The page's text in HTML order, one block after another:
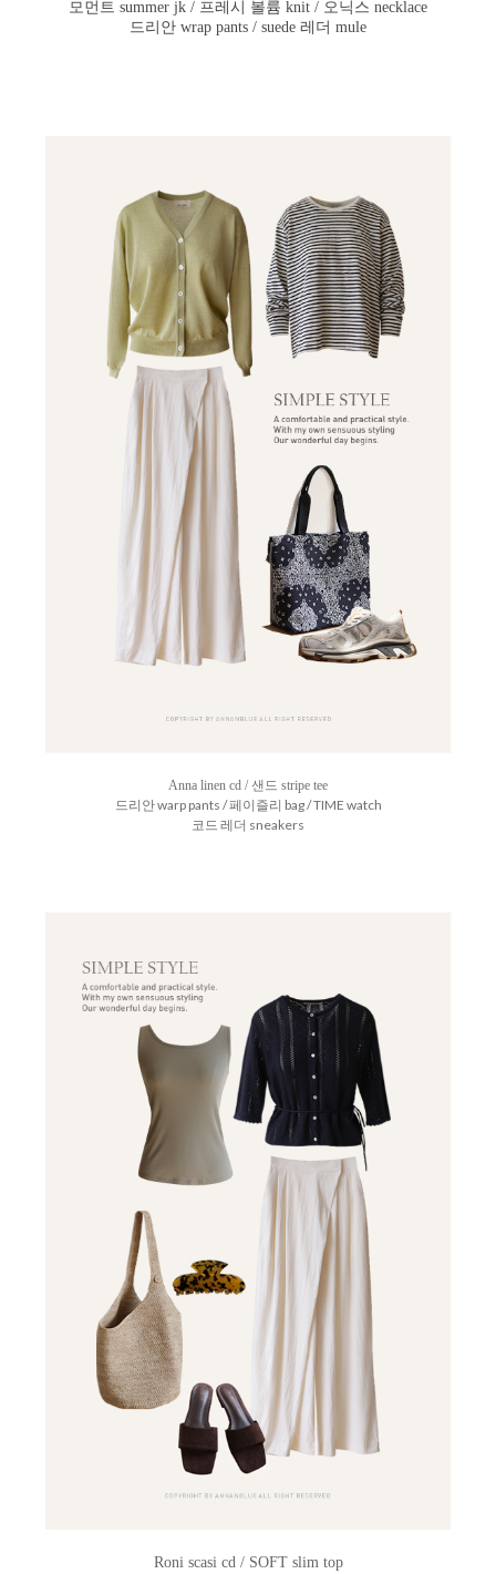
모먼트 summer jk / 프레시 볼륨 knit / 오닉스 necklace
드리안 wrap pants / suede 레더 mule
Anna linen cd / 샌드 stripe tee
드리안 warp pants / 페이즐리 bag /TIME watch
코드 레더 sneakers
Roni scasi cd / SOFT slim top